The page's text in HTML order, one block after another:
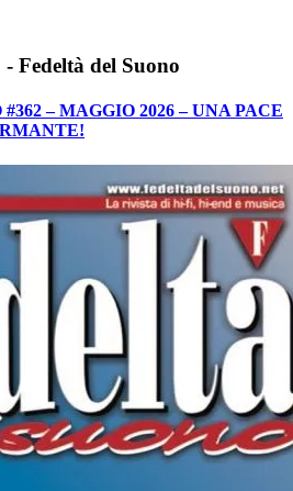
Fedeltà del Suono
– MAGGIO 2026 – UNA PACE